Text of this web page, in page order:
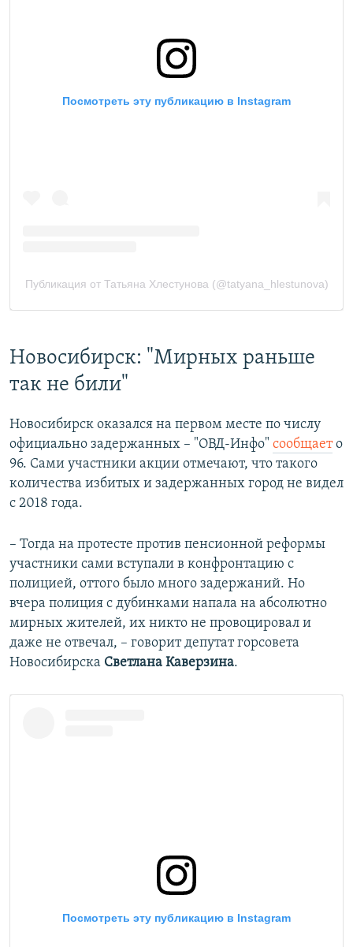
Новосибирск: "Мирных раньше
так не били"
Новосибирск оказался на первом месте по числу
официально задержанных – "ОВД-Инфо" сообщаето
96. Сами участники акции отмечают, что такого
количества избитых и задержанных город не видел
с 2018 года.
– Тогда на протесте против пенсионной реформы
участники сами вступали в конфронтацию с
полицией, оттого было много задержаний. Но
вчера полиция с дубинками напала на абсолютно
мирных жителей, их никто не провоцировал и
даже не отвечал, – говорит депутат горсовета
Новосибирска Светлана Каверзина.